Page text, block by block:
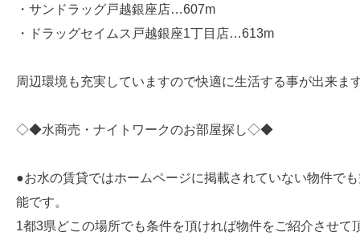
・サンドラッグ戸越銀座店…607m
・ドラッグセイムス戸越銀座1丁目店…613m
周辺環境も充実していますので快適に生活する事が出来ま
◇◆水商売・ナイトワークのお部屋探し◇◆
●お水の賃貸ではホームページに掲載されていない物件で
能です。
1都3県どこの場所でも条件を頂ければ物件をご紹介させて